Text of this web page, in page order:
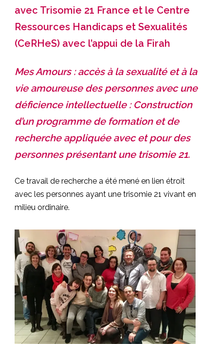
avec Trisomie 21 France et le Centre
Ressources Handicaps et Sexualités
(CeRHeS) avec l’appui de la Firah
Mes Amours : accès à la sexualité et à la
vie amoureuse des personnes avec une
déficience intellectuelle : Construction
d’un programme de formation et de
recherche appliquée avec et pour des
personnes présentant une trisomie 21.
Ce travail de recherche a été mené en lien étroit
avec les personnes ayant une trisomie 21 vivant en
milieu ordinaire.